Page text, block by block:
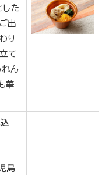
した
出
り
て
れん
華
島